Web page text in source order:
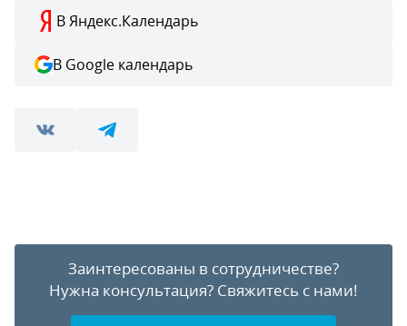
В Яндекс.Календарь
В Google календарь
Заинтересованы в сотрудничестве?
Нужна консультация? Свяжитесь с нами!